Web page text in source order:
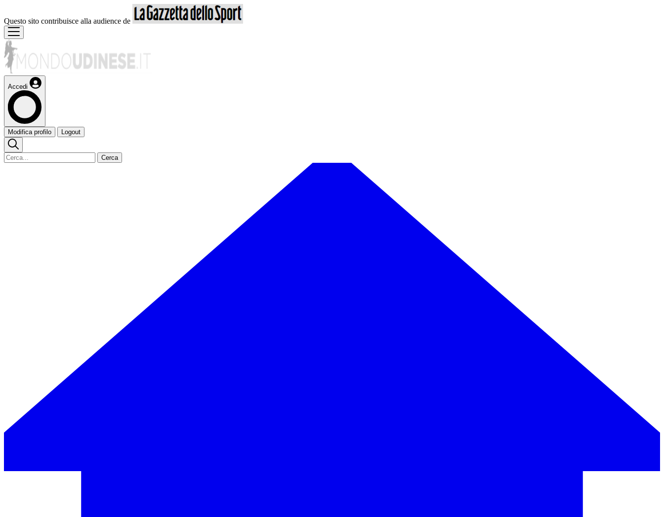
Questo sito contribuisce alla audience de
Accedi
Modifica profilo Logout
Cerca